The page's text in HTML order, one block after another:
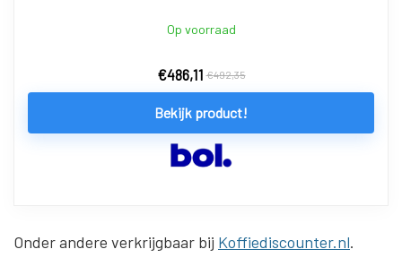
Op voorraad
€486,11€492,35
Bekijk product!
Onder andere verkrijgbaar bij Koffiediscounter.nl.